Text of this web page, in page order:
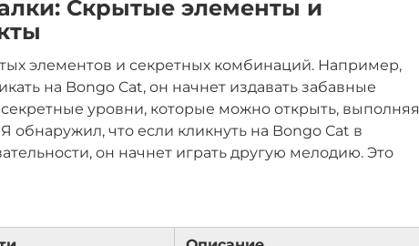
Скрытые элементы и
элементов и секретных комбинаций. Например,
на Bongo Cat, он начнет издавать забавные
секретные уровни, которые можно открыть, выполняя
обнаружил, что если кликнуть на Bongo Cat в
он начнет играть другую мелодию. Это